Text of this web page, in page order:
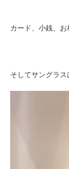
カード、小銭、お
そしてサングラス